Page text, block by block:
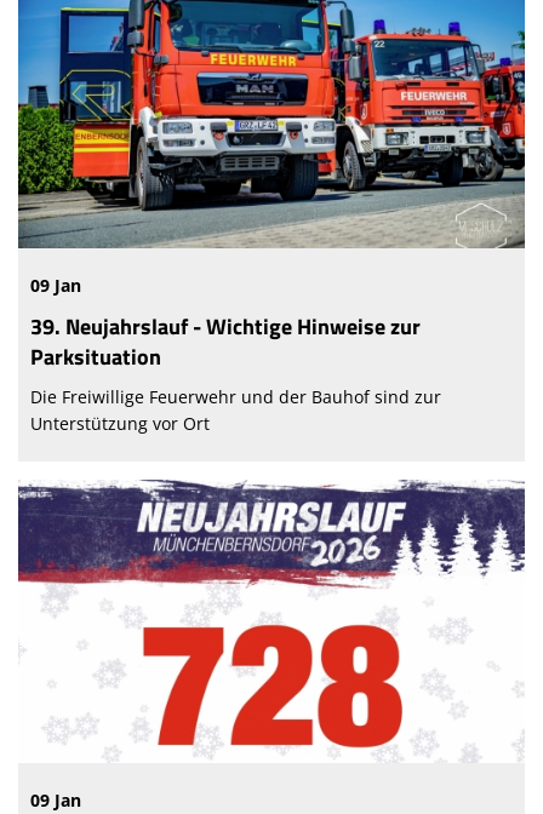
09 Jan
39. Neujahrslauf - Wichtige Hinweise zur
Parksituation
Die Freiwillige Feuerwehr und der Bauhof sind zur
Unterstützung vor Ort
09 Jan